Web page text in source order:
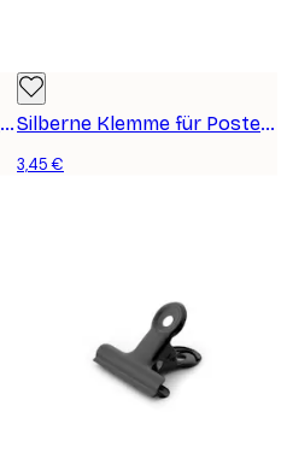
Goldene Klemme für Poster, medium Silberne Klemme für Poster, klein
3,45 €